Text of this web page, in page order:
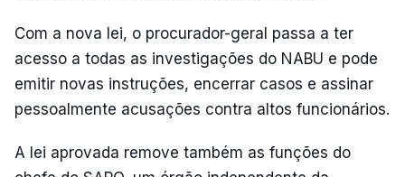
Com a nova lei, o procurador-geral passa a ter
acesso a todas as investigações do NABU e pode
emitir novas instruções, encerrar casos e assinar
pessoalmente acusações contra altos funcionários.
A lei aprovada remove também as funções do